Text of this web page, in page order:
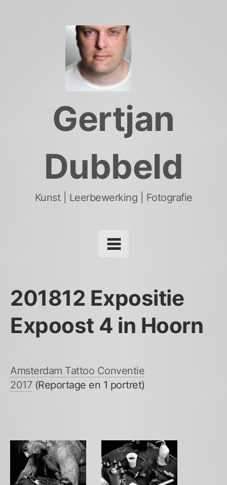
Gertjan
Dubbeld
Kunst | Leerbewerking | Fotografie
201812 Expositie
Expoost 4 in Hoorn
Amsterdam Tattoo Conventie
2017(Reportage en 1 portret)